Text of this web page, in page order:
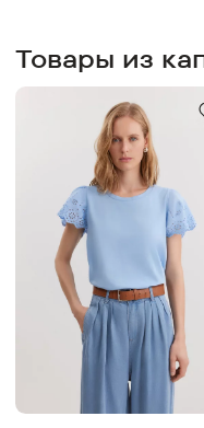
Товары из